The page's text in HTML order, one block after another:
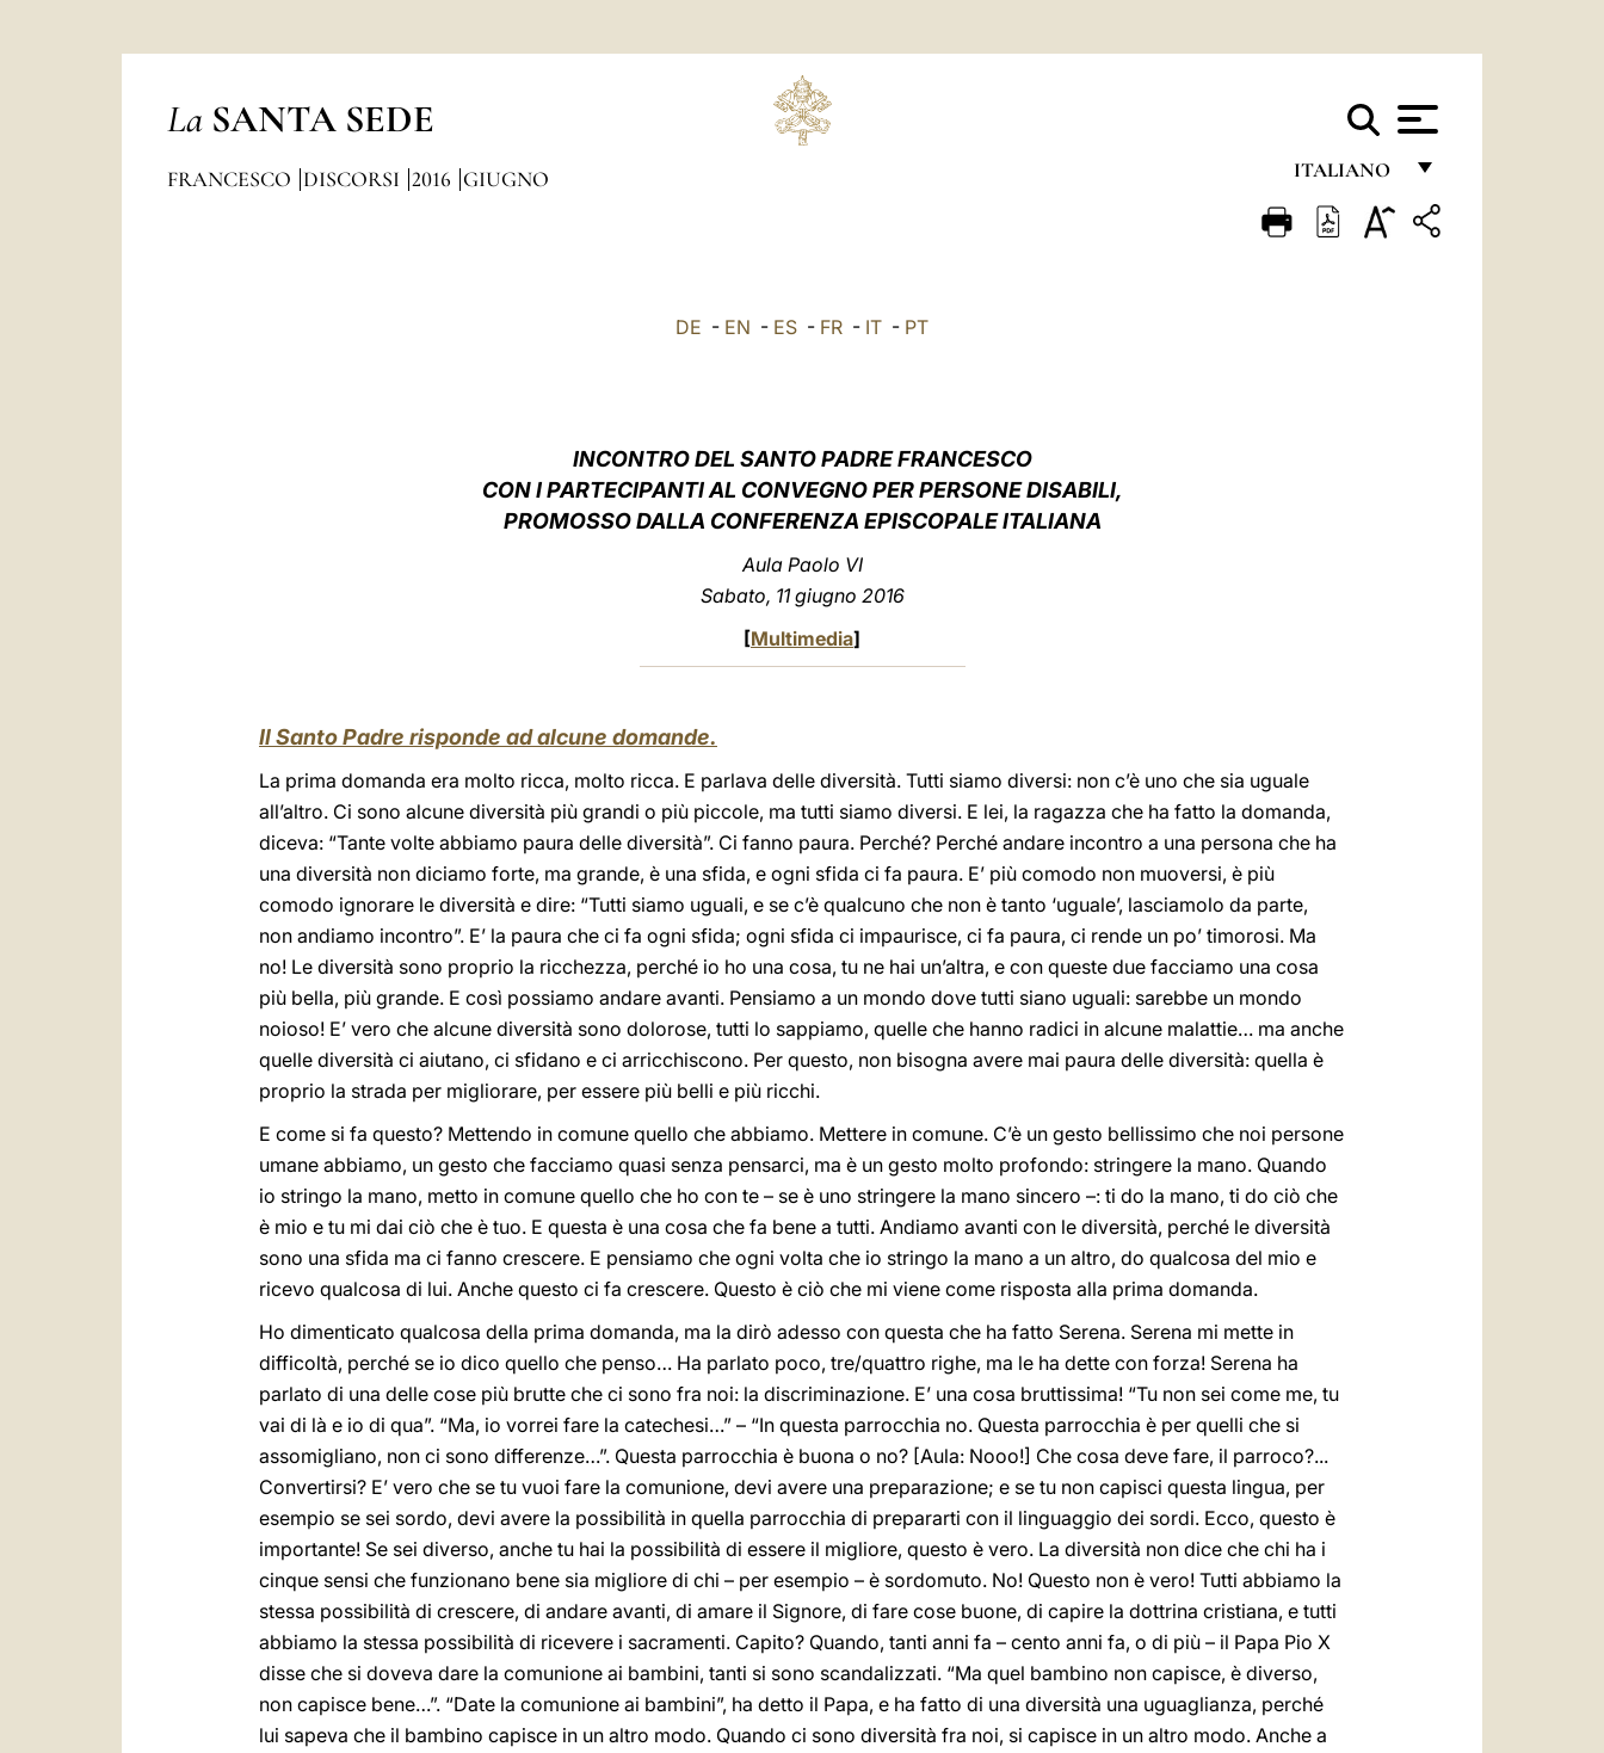
La SANTA SEDE
ITALIANO
FRANÇAIS
FRANCESCO DISCORSI 2016 GIUGNO
DE - EN - ES - FR - IT - PT
INCONTRODEL SANTO PADRE FRANCESCO
CONI PARTECIPANTI AL CONVEGNO PER PERSONE DISABILI,
PROMOSSO DALLA CONFERENZA EPISCOPALE ITALIANA
Aula Paolo VI
Sabato, 11 giugno 2016
[Multimedia]
Il Santo Padre risponde ad alcune domande.
La prima domanda era molto ricca, molto ricca. E parlava delle diversità. Tutti siamo diversi: non c’è uno che sia uguale
all’altro. Ci sono alcune diversità più grandi o più piccole, ma tutti siamo diversi. E lei, la ragazza che ha fatto la domanda,
diceva: “Tante volte abbiamo paura delle diversità”. Ci fanno paura. Perché? Perché andare incontro a una persona che ha
una diversità non diciamo forte, ma grande, è una sfida, e ogni sfida ci fa paura. E’ più comodo non muoversi, è più
comodo ignorare le diversità e dire: “Tutti siamo uguali, e se c’è qualcuno che non è tanto ‘uguale’, lasciamolo da parte,
non andiamo incontro”. E’ la paura che ci fa ogni sfida; ogni sfida ci impaurisce, ci fa paura, ci rende un po’ timorosi. Ma
no! Le diversità sono proprio la ricchezza, perché io ho una cosa, tu ne hai un’altra, e con queste due facciamo una cosa
più bella, più grande. E così possiamo andare avanti. Pensiamo a un mondo dove tutti siano uguali: sarebbe un mondo
noioso! E’ vero che alcune diversità sono dolorose, tutti lo sappiamo, quelle che hanno radici in alcune malattie… ma anche
quelle diversità ci aiutano, ci sfidano e ci arricchiscono. Per questo, non bisogna avere mai paura delle diversità: quella è
proprio la strada per migliorare, per essere più belli e più ricchi.
E come si fa questo? Mettendo in comune quello che abbiamo. Mettere in comune. C’è un gesto bellissimo che noi persone
umane abbiamo, un gesto che facciamo quasi senza pensarci, ma è un gesto molto profondo: stringere la mano. Quando
io stringo la mano, metto in comune quello che ho con te – se è uno stringere la mano sincero –: ti do la mano, ti do ciò che
è mio e tu mi dai ciò che è tuo. E questa è una cosa che fa bene a tutti. Andiamo avanti con le diversità, perché le diversità
sono una sfida ma ci fanno crescere. E pensiamo che ogni volta che io stringo la mano a un altro, do qualcosa del mio e
ricevo qualcosa di lui. Anche questo ci fa crescere. Questo è ciò che mi viene come risposta alla prima domanda.
Ho dimenticato qualcosa della prima domanda, ma la dirò adesso con questa che ha fatto Serena. Serena mi mette in
difficoltà, perché se io dico quello che penso… Ha parlato poco, tre/quattro righe, ma le ha dette con forza! Serena ha
parlato di una delle cose più brutte che ci sono fra noi: la discriminazione. E’ una cosa bruttissima! “Tu non sei come me, tu
vai di là e io di qua”. “Ma, io vorrei fare la catechesi…” – “In questa parrocchia no. Questa parrocchia è per quelli che si
assomigliano, non ci sono differenze…”. Questa parrocchia è buona o no? [Aula: Nooo!] Che cosa deve fare, il parroco?...
Convertirsi? E’ vero che se tu vuoi fare la comunione, devi avere una preparazione; e se tu non capisci questa lingua, per
esempio se sei sordo, devi avere la possibilità in quella parrocchia di prepararti con il linguaggio dei sordi. Ecco, questo è
importante! Se sei diverso, anche tu hai la possibilità di essere il migliore, questo è vero. La diversità non dice che chi ha i
cinque sensi che funzionano bene sia migliore di chi – per esempio – è sordomuto. No! Questo non è vero! Tutti abbiamo la
stessa possibilità di crescere, di andare avanti, di amare il Signore, di fare cose buone, di capire la dottrina cristiana, e tutti
abbiamo la stessa possibilità di ricevere i sacramenti. Capito? Quando, tanti anni fa – cento anni fa, o di più – il Papa Pio X
disse che si doveva dare la comunione ai bambini, tanti si sono scandalizzati. “Ma quel bambino non capisce, è diverso,
non capisce bene…”. “Date la comunione ai bambini”, ha detto il Papa, e ha fatto di una diversità una uguaglianza, perché
lui sapeva che il bambino capisce in un altro modo. Quando ci sono diversità fra noi, si capisce in un altro modo. Anche a